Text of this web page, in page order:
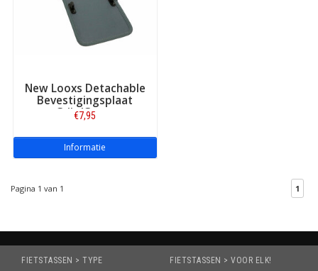
New Looxs Detachable
Bevestigingsplaat
Grijs/Groen
€7,95
Informatie
Pagina 1 van 1 1
FIETSTASSEN > TYPE FIETSTASSEN > VOOR ELK!